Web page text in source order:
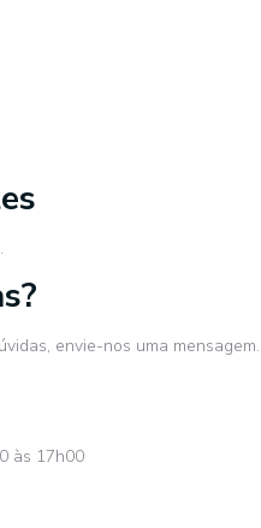
envie-nos uma mensagem.
às 17h00